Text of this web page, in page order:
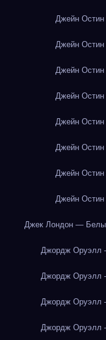
Джейн Остин
Джейн Остин
Джейн Остин
Джейн Остин
Джейн Остин
Джейн Остин
Джейн Остин
Джейн Остин
Джек Лондон —
Джордж Оруэлл
Джордж Оруэлл
Джордж Оруэлл
Джордж Оруэлл